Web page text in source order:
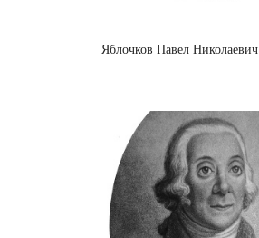
Яблочков Павел Николаевич